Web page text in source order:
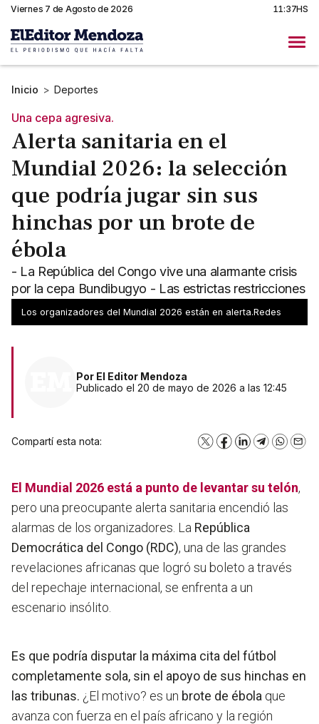
Viernes 7 de Agosto de 2026 11:37HS
Inicio > Deportes
Una cepa agresiva.
Alerta sanitaria en el
Mundial 2026: la selección
que podría jugar sin sus
hinchas por un brote de
ébola
- La República del Congo vive una alarmante crisis
por la cepa Bundibugyo - Las estrictas restricciones
dejarían las tribunas sin su particular afición
Los organizadores del Mundial 2026 están en alerta.Redes
Por El Editor Mendoza
Publicado el 20 de mayo de 2026 a las 12:45
Compartí esta nota: X Facebook
LinkedInTelegram
El Mundial 2026 está a punto de levantar su telón,
pero una preocupante alerta sanitaria encendió las
alarmas de los organizadores. La República
Democrática del Congo (RDC), una de las grandes
revelaciones africanas que logró su boleto a través
del repechaje internacional, se enfrenta a un
escenario insólito.
Es que podría disputar la máxima cita del fútbol
completamente sola, sin el apoyo de sus hinchas en
las tribunas. ¿El motivo? es un brote de ébola que
avanza con fuerza en el país africano y la región